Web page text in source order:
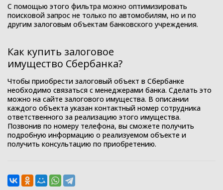
С помощью этого фильтра можно оптимизировать
поисковой запрос не только по автомобилям, но и по
другим залоговым объектам банковского учреждения.
Как купить залоговое
имущество Сбербанка?
Чтобы приобрести залоговый объект в Сбербанке
необходимо связаться с менеджерами банка. Сделать это
можно на сайте залогового имущества. В описании
каждого объекта указан контактный номер сотрудника
ответственного за реализацию этого имущества.
Позвонив по номеру телефона, вы сможете получить
подробную информацию о реализуемом объекте и
получить консультацию по приобретению.